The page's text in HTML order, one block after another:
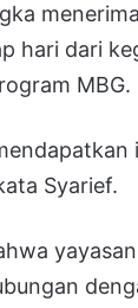
hari dari
MBG.
Syarief.